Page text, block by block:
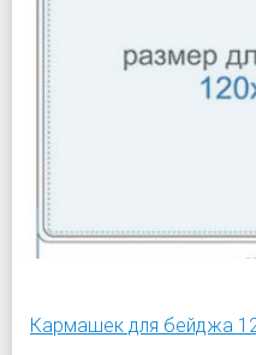
Кармашек для бейджа